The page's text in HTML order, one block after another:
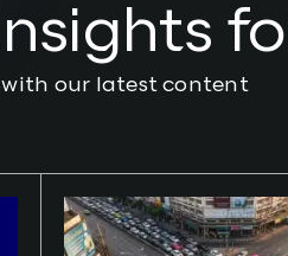
our latest content